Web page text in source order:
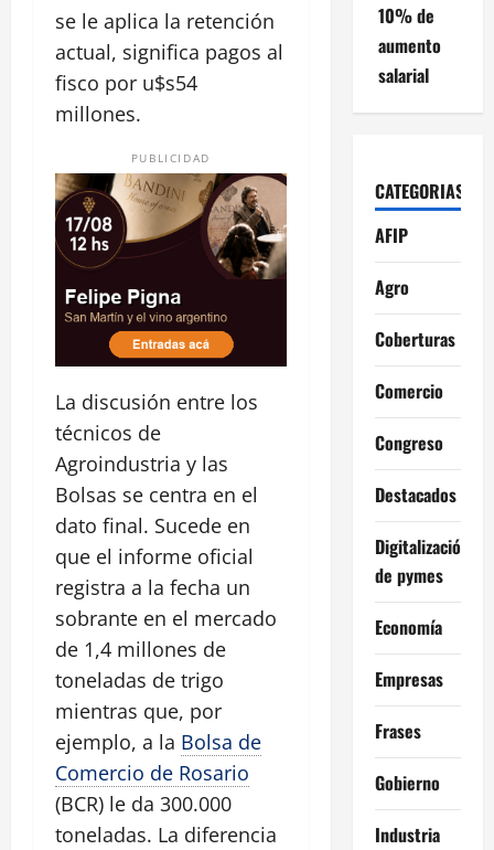
se le aplica la retención
actual, significa pagos al
fisco por u$s54
millones.
PUBLICIDAD
La discusión entre los
técnicos de
Agroindustria y las
Bolsas se centra en el
dato final. Sucede en
que el informe oficial
registra a la fecha un
sobrante en el mercado
de 1,4 millones de
toneladas de trigo
mientras que, por
ejemplo, a la Bolsa de
Comercio de Rosario
(BCR) le da 300.000
toneladas. La diferencia
10% de
aumento
salarial
CATEGORIAS
AFIP
Agro
Coberturas
Comercio
Congreso
Destacados
Digitalización
de pymes
Economía
Empresas
Frases
Gobierno
Industria